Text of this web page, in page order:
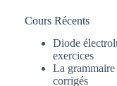
Cours Récents
Diode
exercices
La
corrigés